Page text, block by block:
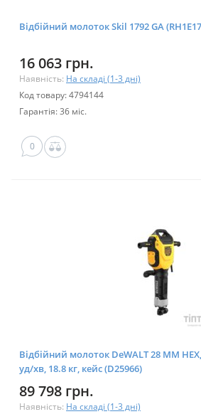
Відбійний молоток Skil 1792 GA
16 063 грн.
Наявність: На складі (1-3 дні)
Код товару: 4794144
Гарантія: 36 міс.
0
Відбійний молоток DeWALT 28 MM
уд/хв, 18.8 кг, кейс (D25966)
89 798 грн.
Наявність: На складі (1-3 дні)